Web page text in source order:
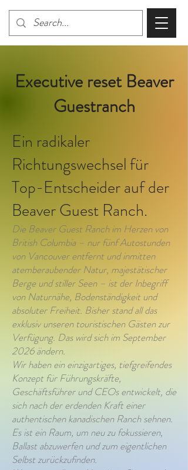
Executive reset Beaver
Guestranch
Ein radikaler
Richtungswechsel für
Top-Entscheider auf der
Beaver Guest Ranch.
Die Beaver Guest Ranch im Herzen von
British Columbia – nur fünf Autostunden
von Vancouver entfernt und inmitten
atemberaubender Natur, majestätischer
Berge und stiller Seen – ist der Inbegriff
von Naturnähe, Bodenständigkeit und
absoluter Freiheit. Bisher stand all das
exklusiv unseren touristischen Gästen zur
Verfügung. Das wird sich im September
2026 ändern.
Wir haben ein einzigartiges, tiefgreifendes
Konzept für Führungskräfte,
Geschäftsführer und CEOs entwickelt, die
sich nach der erdenden Kraft einer
authentischen kanadischen Ranch sehnen.
Es ist ein Raum, um neu zu fokussieren,
Ballast abzuwerfen und zum eigentlichen
Selbst zurückzufinden.